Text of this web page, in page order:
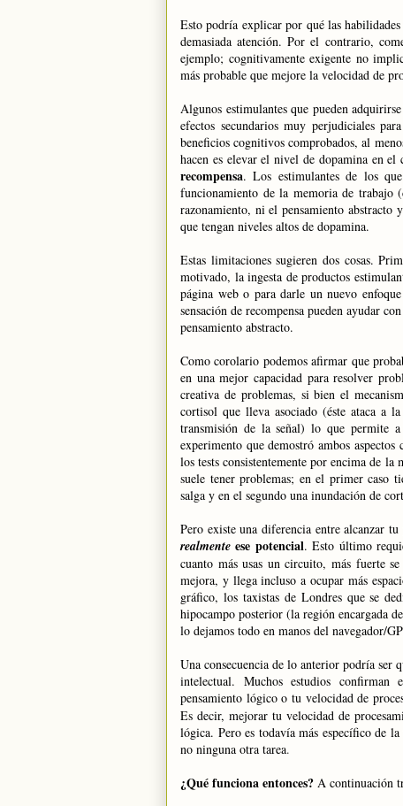
Esto podría explicar por qué las
demasiada atención. Por el contrario,
ejemplo; cognitivamente exigente no
más probable que mejore la velocidad de
Algunos estimulantes que pueden
efectos secundarios muy perjudiciales
beneficios cognitivos comprobados, al
hacen es elevar el nivel de dopamina en el
recompensa. Los estimulantes de los
funcionamiento de la memoria de
razonamiento, ni el pensamiento abstracto
que tengan niveles altos de dopamina.
Estas limitaciones sugieren dos cosas.
motivado, la ingesta de productos
página web o para darle un nuevo
sensación de recompensa pueden ayudar
pensamiento abstracto.
Como corolario podemos afirmar que
en una mejor capacidad para resolver
creativa de problemas, si bien el
cortisol que lleva asociado (éste ataca a
transmisión de la señal) lo que permite
experimento que demostró ambos
los tests consistentemente por encima de la
suele tener problemas; en el primer caso
salga y en el segundo una inundación de
Pero existe una diferencia entre alcanzar
realmente ese potencial. Esto último
cuanto más usas un circuito, más fuerte
mejora, y llega incluso a ocupar más
gráfico, los taxistas de Londres que se
hipocampo posterior (la región encargada
lo dejamos todo en manos del navegador/
Una consecuencia de lo anterior podría ser
intelectual. Muchos estudios
pensamiento lógico o tu velocidad de
Es decir, mejorar tu velocidad de
lógica. Pero es todavía más específico de
no ninguna otra tarea.
¿Qué funciona entonces? A continuación